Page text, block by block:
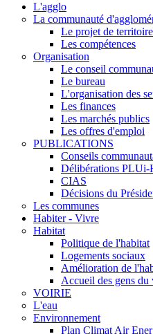
L'agglo
La communauté
Le projet de territoire
Les compétences
Organisation
Le conseil
Le bureau
L'organisation des
Les finances
Les marchés publics
Les offres d'emploi
PUBLICATIONS
Conseils
Délibérations PLUi-
CIAS
Décisions du
Les communes
Habiter - Vivre
Habitat
Politique de l'habitat
Logements sociaux
Amélioration de
Accueil des gens du
VOIRIE
L'eau
Environnement
Plan Climat Air